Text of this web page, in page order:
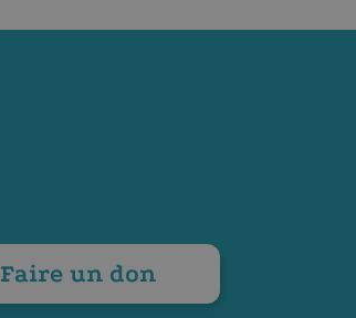
Faire un don